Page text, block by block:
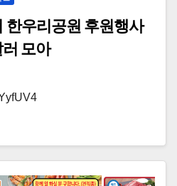
한우리공원 후원행사
모아